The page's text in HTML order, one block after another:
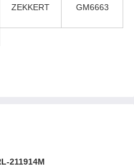
ZEKKERT GM6663
211914M